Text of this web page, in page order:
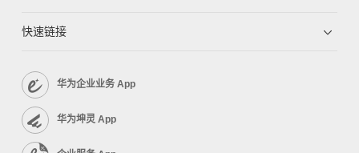
快速链接
华为企业业务 App
华为坤灵 App